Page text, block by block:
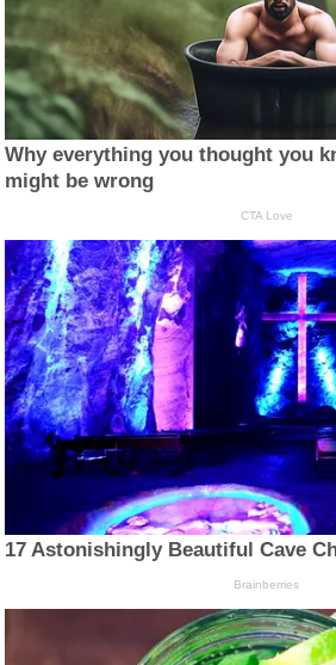
Why everything you thought you
might be wrong
CTA Love
17 Astonishingly Beautiful Cave
Brainberries